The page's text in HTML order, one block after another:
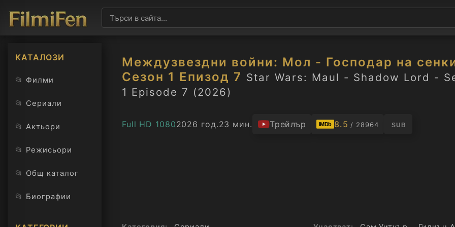
КАТАЛОЗИ
📂 Филми
📂 Сериали
📂 Актьори
📂 Режисьори
📂 Общ каталог
📂 Биографии
Междузвездни войни: Мол - Господар на
Сезон 1 Епизод 7 Star Wars: Maul - Shadow Lord -
1 Episode 7 (2026)
Full HD 10802026 год.23 мин. Трейлър IMDb 8.5 / 28964 SUB